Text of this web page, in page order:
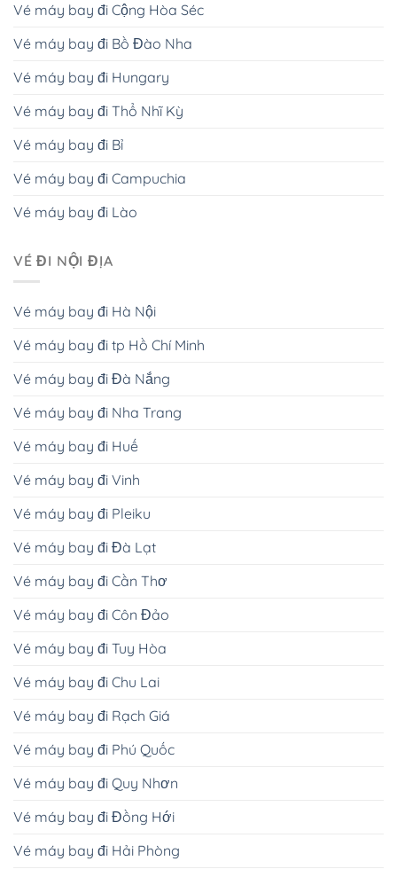
Vé máy bay đi Cộng Hòa Séc
Vé máy bay đi Bồ Đào Nha
Vé máy bay đi Hungary
Vé máy bay đi Thổ Nhĩ Kỳ
Vé máy bay đi Bỉ
Vé máy bay đi Campuchia
Vé máy bay đi Lào
VÉ ĐI NỘI ĐỊA
Vé máy bay đi Hà Nội
Vé máy bay đi tp Hồ Chí Minh
Vé máy bay đi Đà Nắng
Vé máy bay đi Nha Trang
Vé máy bay đi Huế
Vé máy bay đi Vinh
Vé máy bay đi Pleiku
Vé máy bay đi Đà Lạt
Vé máy bay đi Cần Thơ
Vé máy bay đi Côn Đảo
Vé máy bay đi Tuy Hòa
Vé máy bay đi Chu Lai
Vé máy bay đi Rạch Giá
Vé máy bay đi Phú Quốc
Vé máy bay đi Quy Nhơn
Vé máy bay đi Đồng Hới
Vé máy bay đi Hải Phòng